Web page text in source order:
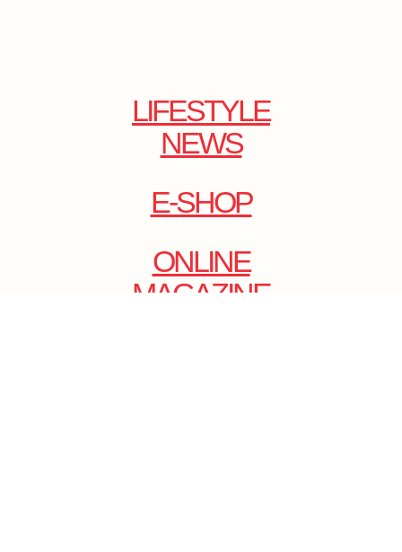
LIFESTYLE
NEWS
E-SHOP
ONLINE
MAGAZINE